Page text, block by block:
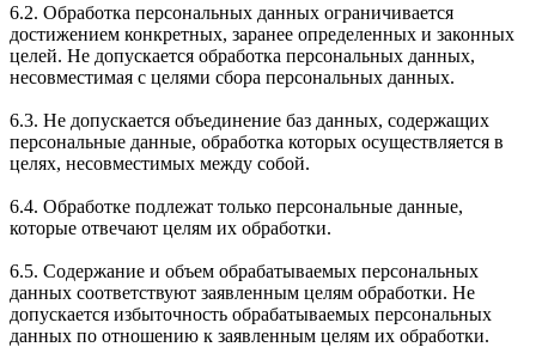
6.2. Обработка персональных данных ограничивается
достижением конкретных, заранее определенных и законных
целей. Не допускается обработка персональных данных,
несовместимая с целями сбора персональных данных.
6.3. Не допускается объединение баз данных, содержащих
персональные данные, обработка которых осуществляется в
целях, несовместимых между собой.
6.4. Обработке подлежат только персональные данные,
которые отвечают целям их обработки.
6.5. Содержание и объем обрабатываемых персональных
данных соответствуют заявленным целям обработки. Не
допускается избыточность обрабатываемых персональных
данных по отношению к заявленным целям их обработки.